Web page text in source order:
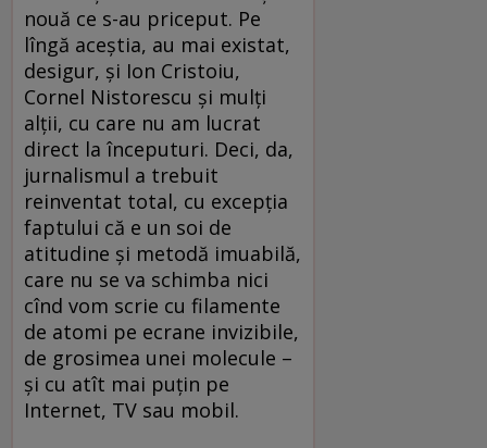
nouă ce s-au priceput. Pe
lîngă aceştia, au mai existat,
desigur, şi Ion Cristoiu,
Cornel Nistorescu şi mulţi
alţii, cu care nu am lucrat
direct la începuturi. Deci, da,
jurnalismul a trebuit
reinventat total, cu excepţia
faptului că e un soi de
atitudine şi metodă imuabilă,
care nu se va schimba nici
cînd vom scrie cu filamente
de atomi pe ecrane invizibile,
de grosimea unei molecule –
şi cu atît mai puţin pe
Internet, TV sau mobil.